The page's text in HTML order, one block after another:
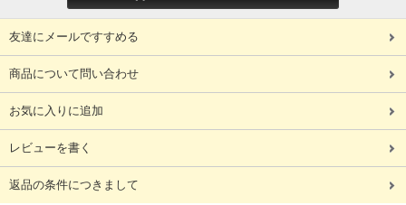
友達にメールですすめる
商品について問い合わせ
お気に入りに追加
レビューを書く
返品の条件につきまして